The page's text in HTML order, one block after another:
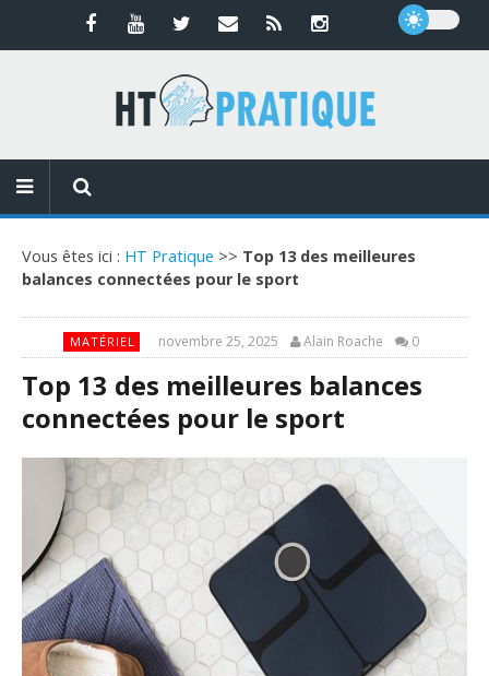
Vous êtes ici : HT Pratique >> Top 13 des meilleures
balances connectées pour le sport
MATÉRIEL novembre 25, 2025 Alain Roache 0
Top 13 des meilleures balances
connectées pour le sport